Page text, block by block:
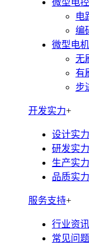
电
编
微型电机
无
有
步
开发实力+
设计实力
研发实力
生产实力
品质实力
服务支持+
行业资讯
常见问题